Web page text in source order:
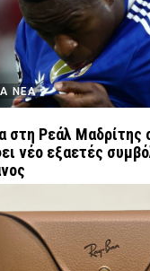
ΝΕΑ
στη Ρεάλ Μαδρίτης
νέο εξαετές